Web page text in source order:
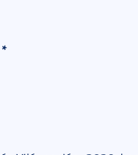
*